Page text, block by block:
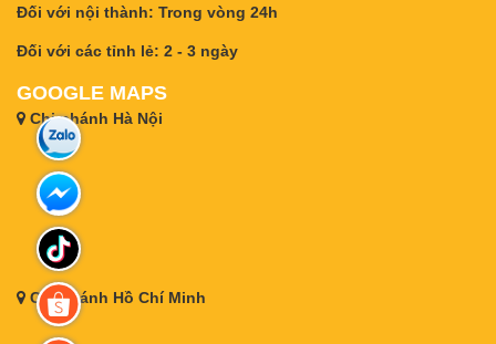
Đối với nội thành: Trong vòng 24h
Đối với các tỉnh lẻ: 2 - 3 ngày
GOOGLE MAPS
Chi nhánh Hà Nội
Chi nhánh Hồ Chí Minh